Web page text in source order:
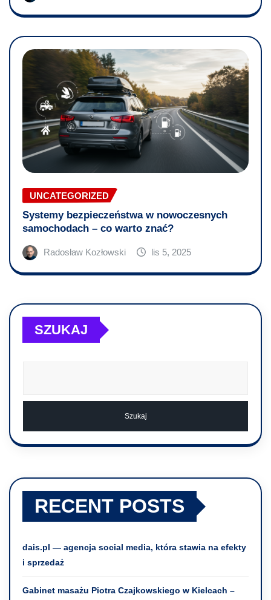
UNCATEGORIZED
Systemy bezpieczeństwa w nowoczesnych
samochodach – co warto znać?
Radosław Kozłowski lis 5, 2025
SZUKAJ
Szukaj
RECENT POSTS
dais.pl — agencja social media, która stawia na efekty
i sprzedaż
Gabinet masażu Piotra Czajkowskiego w Kielcach –